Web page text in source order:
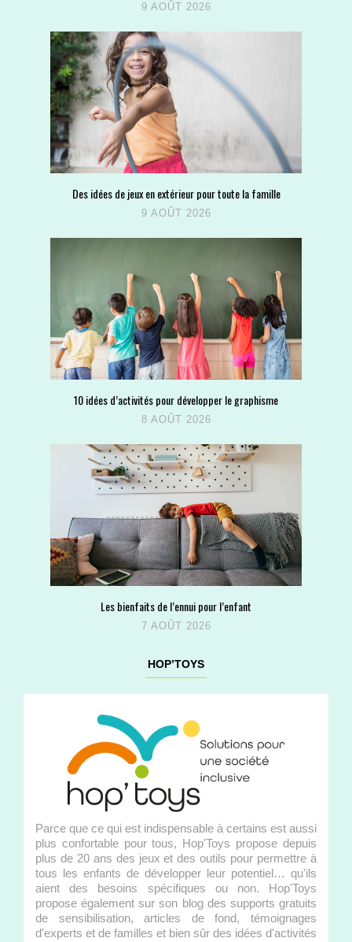
9 AOÛT 2026
Des idées de jeux en extérieur pour toute la famille
9 AOÛT 2026
10 idées d’activités pour développer le graphisme
8 AOÛT 2026
Les bienfaits de l’ennui pour l’enfant
7 AOÛT 2026
HOP’TOYS
Parce que ce qui est indispensable à certains est aussi
plus confortable pour tous, Hop'Toys propose depuis
plus de 20 ans des jeux et des outils pour permettre à
tous les enfants de développer leur potentiel… qu'ils
aient des besoins spécifiques ou non. Hop'Toys
propose également sur son blog des supports gratuits
de sensibilisation, articles de fond, témoignages
d'experts et de familles et bien sûr des idées d'activités